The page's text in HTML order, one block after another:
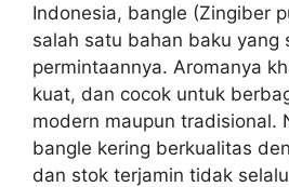
Indonesia, bangle (Zingiber
salah satu bahan baku yang
permintaannya. Aromanya
kuat, dan cocok untuk
modern maupun tradisional.
bangle kering berkualitas
dan stok terjamin tidak